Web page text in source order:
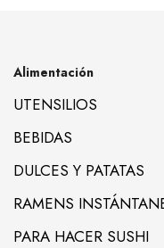
Alimentación
UTENSILIOS
BEBIDAS
DULCES Y PATATAS
RAMENS
PARA HACER SUSHI